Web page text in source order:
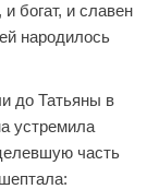
богат, и славен
народилось
до Татьяны в
устремила
часть